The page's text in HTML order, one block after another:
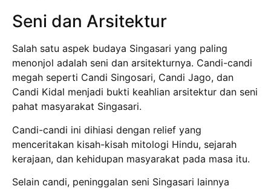
Seni dan Arsitektur
Salah satu aspek budaya Singasari yang paling
menonjol adalah seni dan arsitekturnya. Candi-candi
megah seperti Candi Singosari, Candi Jago, dan
Candi Kidal menjadi bukti keahlian arsitektur dan seni
pahat masyarakat Singasari.
Candi-candi ini dihiasi dengan relief yang
menceritakan kisah-kisah mitologi Hindu, sejarah
kerajaan, dan kehidupan masyarakat pada masa itu.
Selain candi, peninggalan seni Singasari lainnya